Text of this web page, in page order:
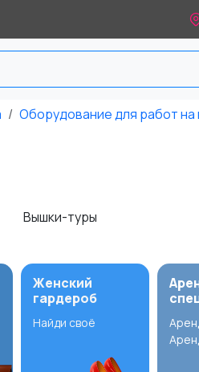
Оборудование для работ на
Вышки-туры
Женский
гардероб
Найди своё